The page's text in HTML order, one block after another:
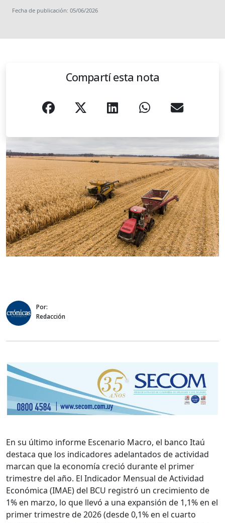
Fecha de publicación: 05/06/2026
Compartí esta nota
Por:
Redacción
En su último informe Escenario Macro, el banco Itaú
destaca que los indicadores adelantados de actividad
marcan que la economía creció durante el primer
trimestre del año. El Indicador Mensual de Actividad
Económica (IMAE) del BCU registró un crecimiento de
1% en marzo, lo que llevó a una expansión de 1,1% en el
primer trimestre de 2026 (desde 0,1% en el cuarto